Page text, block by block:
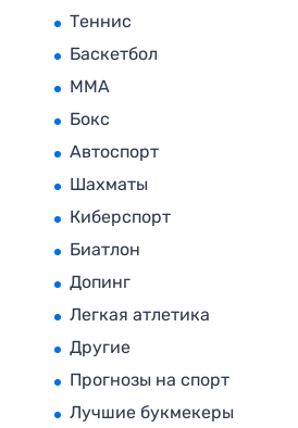
Теннис
Баскетбол
MMA
Бокс
Автоспорт
Шахматы
Киберспорт
Биатлон
Допинг
Легкая атлетика
Другие
Прогнозы на спорт
Лучшие букмекеры